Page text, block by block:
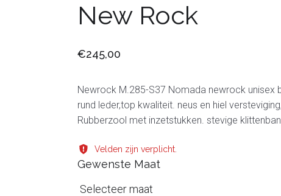
New Rock
€245,00
Newrock M.285-S37 Nomada newrock unisex
rund leder,top kwaliteit. neus en hiel
Rubberzool met inzetstukken. stevige
Velden zijn verplicht.
Gewenste Maat
Selecteer maat